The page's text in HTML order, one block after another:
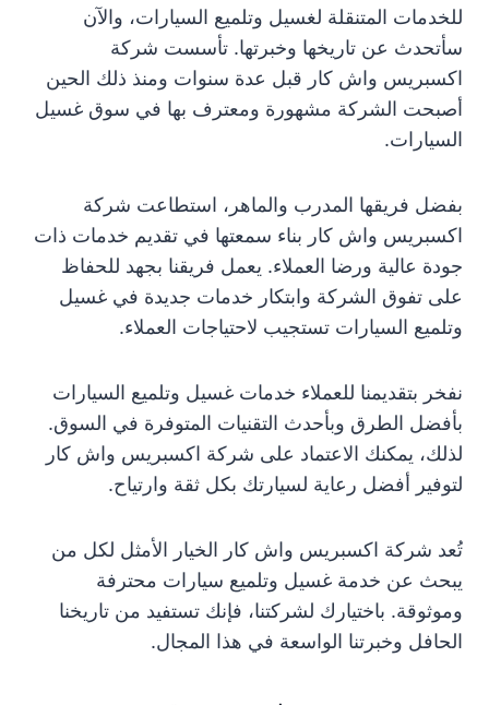
للخدمات المتنقلة لغسيل وتلميع السيارات، والآن
سأتحدث عن تاريخها وخبرتها. تأسست شركة
اكسبريس واش كار قبل عدة سنوات ومنذ ذلك الحين
أصبحت الشركة مشهورة ومعترف بها في سوق غسيل
السيارات.
بفضل فريقها المدرب والماهر، استطاعت شركة
اكسبريس واش كار بناء سمعتها في تقديم خدمات ذات
جودة عالية ورضا العملاء. يعمل فريقنا بجهد للحفاظ
على تفوق الشركة وابتكار خدمات جديدة في غسيل
وتلميع السيارات تستجيب لاحتياجات العملاء.
نفخر بتقديمنا للعملاء خدمات غسيل وتلميع السيارات
بأفضل الطرق وبأحدث التقنيات المتوفرة في السوق.
لذلك، يمكنك الاعتماد على شركة اكسبريس واش كار
لتوفير أفضل رعاية لسيارتك بكل ثقة وارتياح.
تُعد شركة اكسبريس واش كار الخيار الأمثل لكل من
يبحث عن خدمة غسيل وتلميع سيارات محترفة
وموثوقة. باختيارك لشركتنا، فإنك تستفيد من تاريخنا
الحافل وخبرتنا الواسعة في هذا المجال.